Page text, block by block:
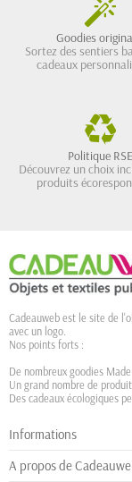
Goodies
Sortez des sentiers
cadeaux
Politique RSE
Découvrez un choix
produits
Cadeauweb est le site de
avec un logo.
Nos points forts :
De nombreux goodies
Un grand nombre de
Des cadeaux écologiques
Informations
A propos de